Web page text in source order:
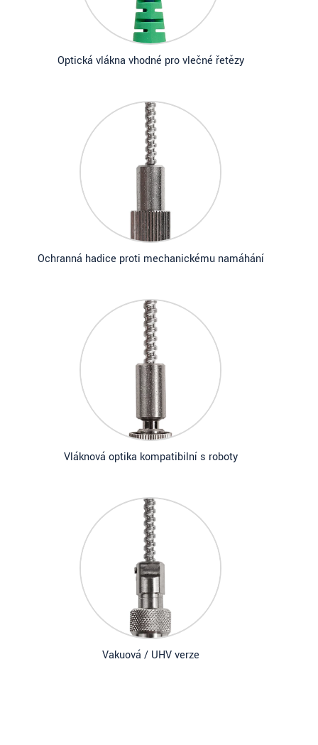
Optická vlákna vhodné pro vlečné řetězy
Ochranná hadice proti mechanickému namáhání
Vláknová optika kompatibilní s roboty
Vakuová / UHV verze